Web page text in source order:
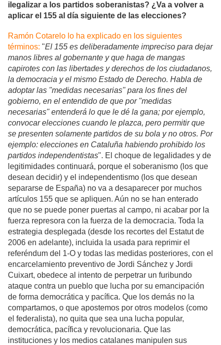
ilegalizar a los partidos soberanistas? ¿Va a volver a
aplicar el 155 al día siguiente de las elecciones?
Ramón Cotarelo lo ha explicado en los siguientes
términos: "El 155 es deliberadamente impreciso para dejar
manos libres al gobernante y que haga de mangas
capirotes con las libertades y derechos de los ciudadanos,
la democracia y el mismo Estado de Derecho. Habla de
adoptar las "medidas necesarias" para los fines del
gobierno, en el entendido de que por "medidas
necesarias" entenderá lo que le dé la gana; por ejemplo,
convocar elecciones cuando le plazca, pero permitir que
se presenten solamente partidos de su bola y no otros. Por
ejemplo: elecciones en Cataluña habiendo prohibido los
partidos independentistas". El choque de legalidades y de
legitimidades continuará, porque el soberanismo (los que
desean decidir) y el independentismo (los que desean
separarse de España) no va a desaparecer por muchos
artículos 155 que se apliquen. Aún no se han enterado
que no se puede poner puertas al campo, ni acabar por la
fuerza represora con la fuerza de la democracia. Toda la
estrategia desplegada (desde los recortes del Estatut de
2006 en adelante), incluida la usada para reprimir el
referéndum del 1-O y todas las medidas posteriores, con el
encarcelamiento preventivo de Jordi Sánchez y Jordi
Cuixart, obedece al intento de perpetrar un furibundo
ataque contra un pueblo que lucha por su emancipación
de forma democrática y pacífica. Que los demás no la
compartamos, o que apostemos por otros modelos (como
el federalista), no quita que sea una lucha popular,
democrática, pacífica y revolucionaria. Que las
instituciones y los medios catalanes manipulen sus